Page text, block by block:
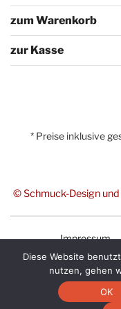
zum Warenkorb
zur Kasse
* Preise inklusive
© Schmuck-Design
Impressum
Diese Website
nutzen, gehen
OK